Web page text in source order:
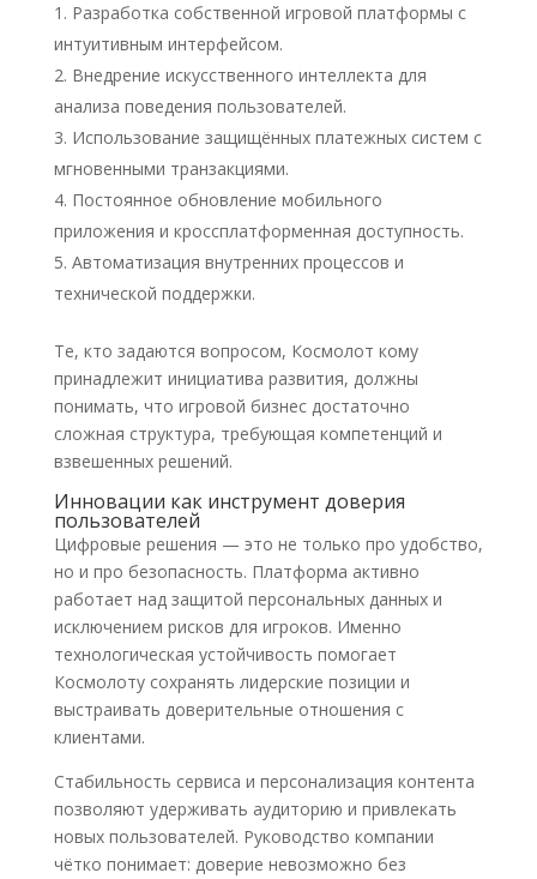
Разработка собственной игровой платформы с
интуитивным интерфейсом.
Внедрение искусственного интеллекта для
анализа поведения пользователей.
Использование защищённых платежных систем с
мгновенными транзакциями.
Постоянное обновление мобильного
приложения и кроссплатформенная доступность.
Автоматизация внутренних процессов и
технической поддержки.
Те, кто задаются вопросом, Космолот кому
принадлежит инициатива развития, должны
понимать, что игровой бизнес достаточно
сложная структура, требующая компетенций и
взвешенных решений.
Инновации как инструмент доверия
пользователей
Цифровые решения — это не только про удобство,
но и про безопасность. Платформа активно
работает над защитой персональных данных и
исключением рисков для игроков. Именно
технологическая устойчивость помогает
Космолоту сохранять лидерские позиции и
выстраивать доверительные отношения с
клиентами.
Стабильность сервиса и персонализация контента
позволяют удерживать аудиторию и привлекать
новых пользователей. Руководство компании
чётко понимает: доверие невозможно без